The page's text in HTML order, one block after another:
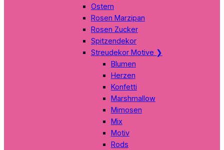
Ostern
Rosen Marzipan
Rosen Zucker
Spitzendekor
Streudekor Motive ❯
Blumen
Herzen
Konfetti
Marshmallow
Mimosen
Mix
Motiv
Rods